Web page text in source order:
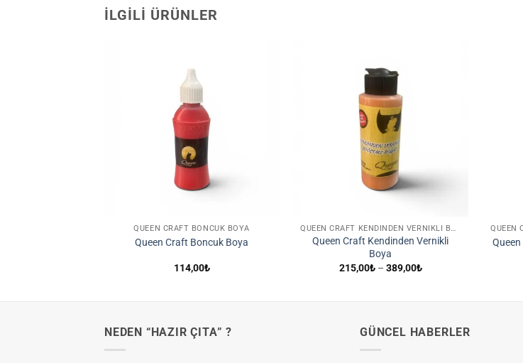
İLGILI ÜRÜNLER
QUEEN CRAFT BONCUK BOYA
Queen Craft Boncuk Boya
114,00₺
QUEEN CRAFT KENDINDEN VERNIKLI BOYA
Queen Craft Kendinden Vernikli
Boya
215,00₺ – 389,00₺Fiyat
QUEEN
NEDEN “HAZIR ÇITA” ? GÜNCEL HABERLER